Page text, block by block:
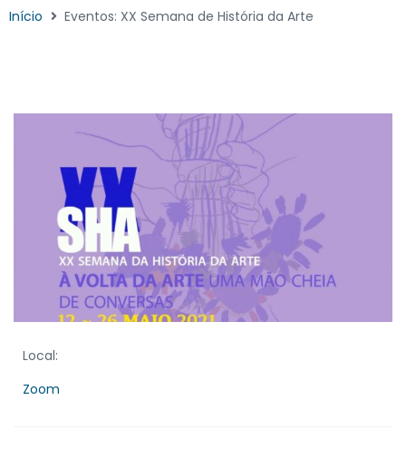
Início Eventos: XX Semana de História da Arte
Local:
Zoom